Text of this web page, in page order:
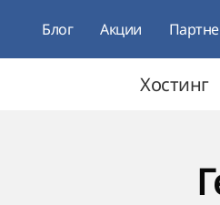
Блог Акции
Хостинг